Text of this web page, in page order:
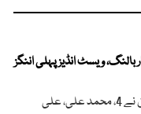
ویسٹ انڈیز پہلی اننگز
پاکستان کی جانب سے ساجد خان نے 4، محمد علی، علی